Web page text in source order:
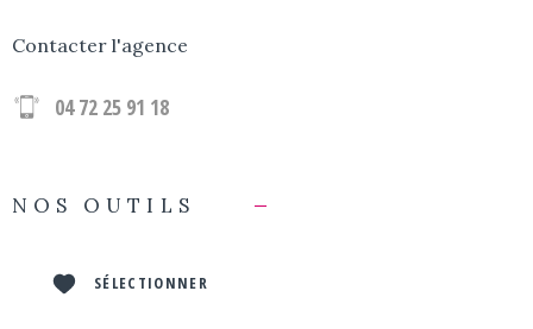
Contacter l'agence
04 72 25 91 18
NOS OUTILS
SÉLECTIONNER